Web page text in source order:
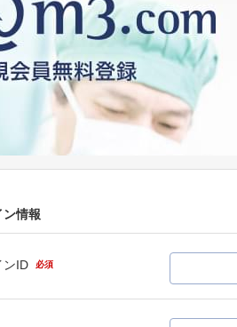
ン情報
ンID 必須